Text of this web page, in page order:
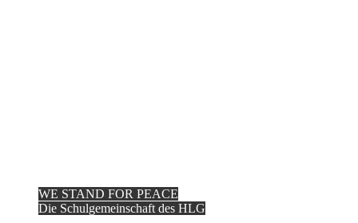
WE STAND FOR PEACE
Die Schulgemeinschaft des HLG